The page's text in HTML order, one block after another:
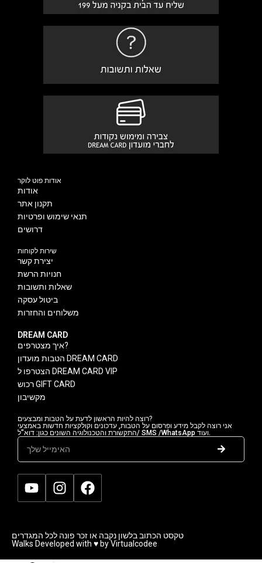
אודות פוט לוקר
אודות
תקנון אתר
תנאי שימוש ופרטיות
דרושים
שירות לקוחות
יצירת קשר
חנויות הרשת
שאלות ותשובות
ביטול עסקה
משלוחים והחזרות
DREAM CARD
איך מצטרפים?
הטבות מועדון DREAM CARD
הצטרפו ל DREAM CARD VIP
רכוש GIFT CARD
מקשיבון
רוצה להיות הראשון לדעת על הטבות ומבצעים?
אני רוצה לקבל מידע ופרסום על הטבות, עדכונים וקולקציות חדשות באמצעי
התקשורת והטכנולוגיה השונים כגון: דוא"ל/ SMS /WhatsApp ועוד.
טקסט הכתוב בלשון נקבה או זכר פונה לכל המגדרים
Walks Developed with ♥ by Virtualcodee